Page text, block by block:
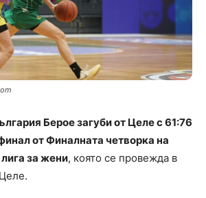
Берое загуби от Целе с 61:76
от Финалната четворка на
за жени, която се провежда в